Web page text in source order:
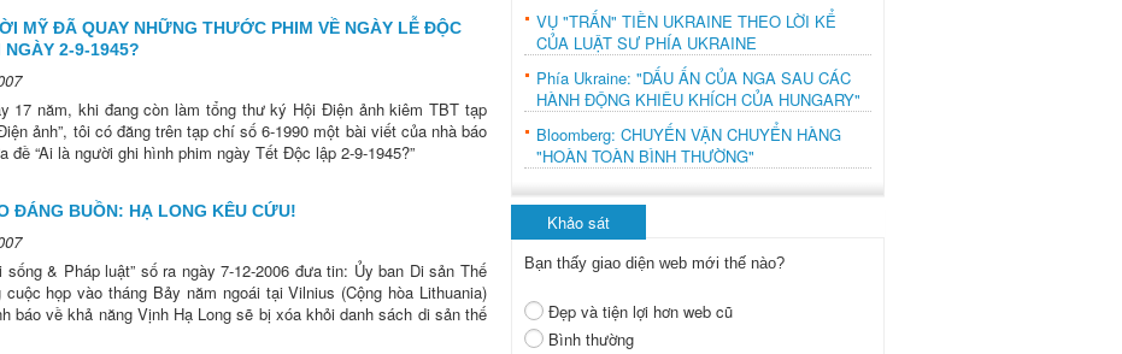
MỸ ĐÃ QUAY NHỮNG THƯỚC PHIM VỀ NGÀY LỄ ĐỘC
NGÀY 2-9-1945?
17 năm, khi đang còn làm tổng thư ký Hội Điện ảnh kiêm TBT tạp
ảnh”, tôi có đăng trên tạp chí số 6-1990 một bài viết của nhà báo
đề “Ai là người ghi hình phim ngày Tết Độc lập 2-9-1945?”
ĐÁNG BUỒN: HẠ LONG KÊU CỨU!
sống & Pháp luật” số ra ngày 7-12-2006 đưa tin: Ủy ban Di sản Thế
cuộc họp vào tháng Bảy năm ngoái tại Vilnius (Cộng hòa Lithuania)
báo về khả năng Vịnh Hạ Long sẽ bị xóa khỏi danh sách di sản thế
VỤ "TRẤN" TIỀN UKRAINE THEO LỜI KỂ
CỦA LUẬT SƯ PHÍA UKRAINE
Phía Ukraine: "DẤU ẤN CỦA NGA SAU CÁC
HÀNH ĐỘNG KHIÊU KHÍCH CỦA HUNGARY"
Bloomberg: CHUYẾN VẬN CHUYỂN HÀNG
"HOÀN TOÀN BÌNH THƯỜNG"
Khảo sát
Bạn thấy giao diện web mới thế nào?
Đẹp và tiện lợi hơn web cũ
Bình thường